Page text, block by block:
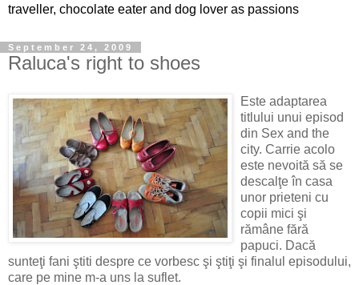
traveller, chocolate eater and dog lover as passions
September 24, 2009
Raluca's right to shoes
Este adaptarea
titlului unui episod
din Sex and the
city. Carrie acolo
este nevoită să se
descalţe în casa
unor prieteni cu
copii mici şi
rămâne fără
papuci. Dacă
sunteţi fani ştiti despre ce vorbesc şi ştiţi şi finalul episodului,
care pe mine m-a uns la suflet.